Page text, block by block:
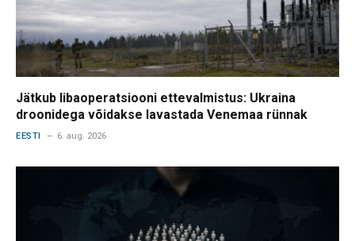
Jätkub libaoperatsiooni ettevalmistus: Ukraina
droonidega võidakse lavastada Venemaa rünnak
EESTI 6. aug. 2026